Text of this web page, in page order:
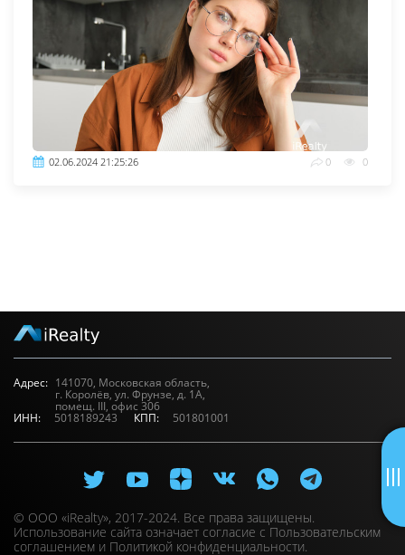
02.06.2024 21:25:26 0 0
Адрес: 141070, Московская область,
г. Королёв, ул. Фрунзе, д. 1А,
помещ. III, офис 306
ИНН:
5018189243 КПП: 501801001
© ООО «iRealty», 2017-2024. Все права защищены.
Использование сайта означает согласие с Пользовательским
соглашением и Политикой конфиденциальности.